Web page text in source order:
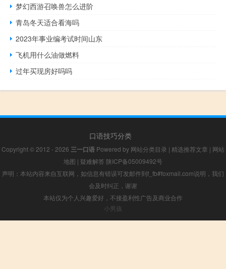
梦幻西游召唤兽怎么进阶
青岛冬天适合看海吗
2023年事业编考试时间山东
飞机用什么油做燃料
过年买现房好吗吗
口语技巧分类
Copyright © 2012 - 2026 三一口语 Powered by 网站分类目录 | 精选推荐文章 | 网站
地图 | 疑难解答 陕ICP备05009492号
声明：本站内容来自互联网，如信息有错误可发邮件到f_fb#foxmail.com说明，我们
会及时纠正，谢谢
本站仅为个人兴趣爱好，不接盈利性广告及商业合作
小男孩